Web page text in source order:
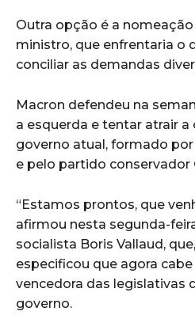
Outra opção é a
ministro, que enfrentaria o
conciliar as demandas
Macron defendeu na
a esquerda e tentar atrair
governo atual, formado
e pelo partido conservador
“Estamos prontos, que
afirmou nesta segunda-
socialista Boris Vallaud,
especificou que agora cabe
vencedora das legislativas
governo.